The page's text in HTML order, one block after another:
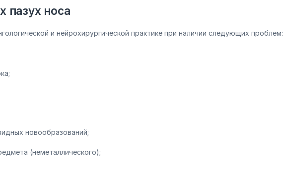
пазух носа
и нейрохирургической практике при наличии следующих проблем:
новообразований;
(неметаллического);